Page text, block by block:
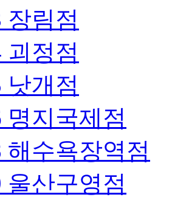
장림점
괴정점
낫개점
명지국제점
해수욕장역점
울산구영점